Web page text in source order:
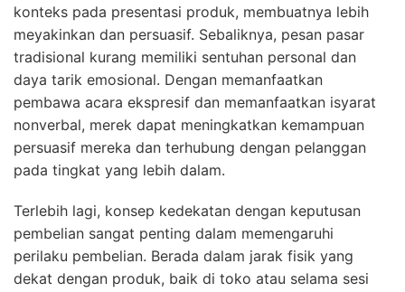
konteks pada presentasi produk, membuatnya lebih
meyakinkan dan persuasif. Sebaliknya, pesan pasar
tradisional kurang memiliki sentuhan personal dan
daya tarik emosional. Dengan memanfaatkan
pembawa acara ekspresif dan memanfaatkan isyarat
nonverbal, merek dapat meningkatkan kemampuan
persuasif mereka dan terhubung dengan pelanggan
pada tingkat yang lebih dalam.
Terlebih lagi, konsep kedekatan dengan keputusan
pembelian sangat penting dalam memengaruhi
perilaku pembelian. Berada dalam jarak fisik yang
dekat dengan produk, baik di toko atau selama sesi